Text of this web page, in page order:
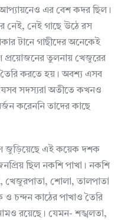
এর বেশ কদর ছিল।
নেই গাছে উঠে রস
টানে গাছীদের অনেকেই
প্রয়োজনের তুলনায় খেজুরের
তৈরি করতে হয়। অবশ্য এসব
যেসব সদস্যরা অতীতে কখনও
করেননি তাদের কাছে
জুড়িয়েছে এই কয়েক দশক
ছিল নকশি পাখা। নকশি
শোলা, তালপাতা
চন্দন কাঠের পাখাও তৈরি
রয়েছে। যেমন- শঙ্খলতা,